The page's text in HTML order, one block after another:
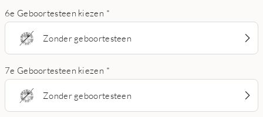
6e Geboortesteen kiezen *
Zonder geboortesteen
7e Geboortesteen kiezen *
Zonder geboortesteen